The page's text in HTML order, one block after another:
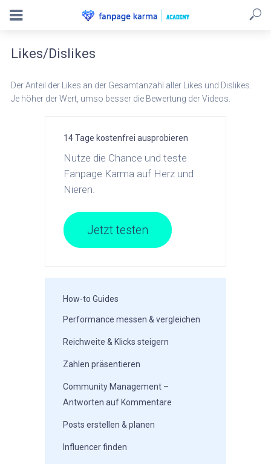
Likes/Dislikes
Der Anteil der Likes an der Gesamtanzahl aller Likes und Dislikes.
Je höher der Wert, umso besser die Bewertung der Videos.
14 Tage kostenfrei ausprobieren
Nutze die Chance und teste
Fanpage Karma auf Herz und
Nieren.
Jetzt testen
How-to Guides
Performance messen & vergleichen
Reichweite & Klicks steigern
Zahlen präsentieren
Community Management –
Antworten auf Kommentare
Posts erstellen & planen
Influencer finden